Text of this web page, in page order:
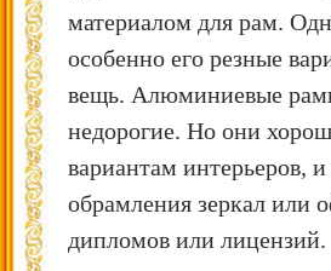
материалом для рам.
особенно его резные
вещь. Алюминиевые
недорогие. Но они
вариантам интерьеров,
обрамления зеркал или
дипломов или лицензий.